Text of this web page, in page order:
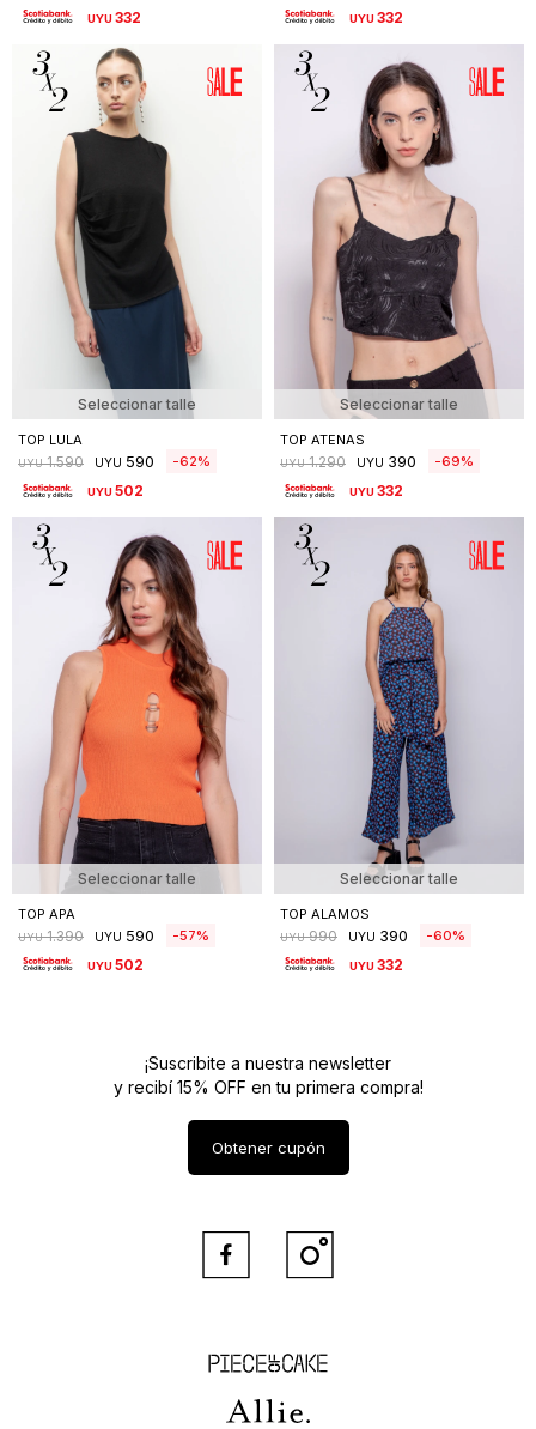
UYU332 UYU332
Seleccionar talle
TOP LULA
UYU 1.590 UYU 590 62
UYU502
Seleccionar talle
TOP ATENAS
UYU 1.290 UYU 390 69
UYU332
Seleccionar talle
TOP APA
UYU 1.390 UYU 590 57
UYU502
Seleccionar talle
TOP ALAMOS
UYU 990 UYU 390 60
UYU332
Piece of Cake
Allie
¡Suscribite a nuestra newsletter
y recibí 15% OFF en tu primera compra!
Obtener cupón
 